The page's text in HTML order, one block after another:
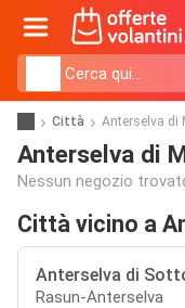
Città Anterselva di
Anterselva di
Nessun negozio
Città vicino a
Anterselva di
Rasun-Anterselva